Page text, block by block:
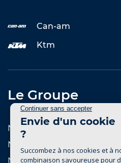
Can-am
Ktm
Le Groupe
Notre histoire
Notre réseau de concessions
Notre réseau de marques